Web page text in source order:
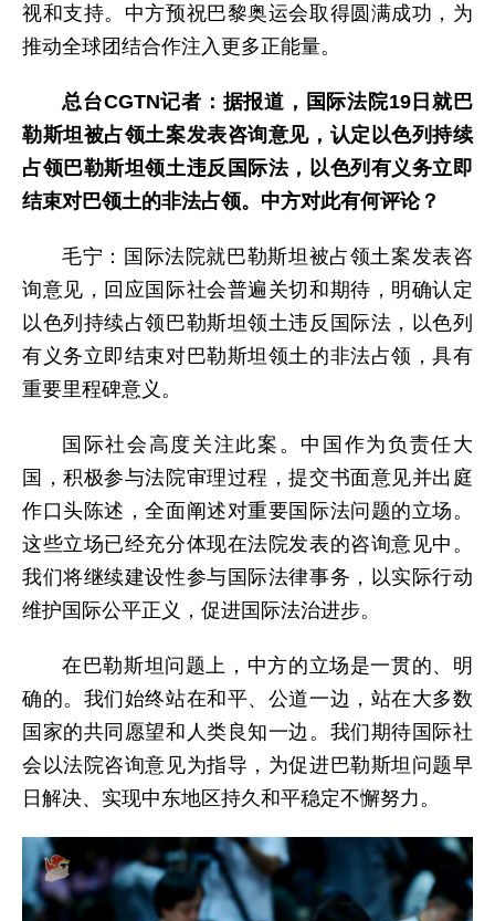
视和支持。中方预祝巴黎奥运会取得圆满成功，为
推动全球团结合作注入更多正能量。
总台CGTN记者： 据报道，国际法院19日就巴
勒斯坦被占领土案发表咨询意见，认定以色列持续
占领巴勒斯坦领土违反国际法，以色列有义务立即
结束对巴领土的非法占领。中方对此有何评论？
毛宁：国际法院就巴勒斯坦被占领土案发表咨
询意见，回应国际社会普遍关切和期待，明确认定
以色列持续占领巴勒斯坦领土违反国际法，以色列
有义务立即结束对巴勒斯坦领土的非法占领，具有
重要里程碑意义。
国际社会高度关注此案。中国作为负责任大
国，积极参与法院审理过程，提交书面意见并出庭
作口头陈述，全面阐述对重要国际法问题的立场。
这些立场已经充分体现在法院发表的咨询意见中。
我们将继续建设性参与国际法律事务，以实际行动
维护国际公平正义，促进国际法治进步。
在巴勒斯坦问题上，中方的立场是一贯的、明
确的。我们始终站在和平、公道一边，站在大多数
国家的共同愿望和人类良知一边。我们期待国际社
会以法院咨询意见为指导，为促进巴勒斯坦问题早
日解决、实现中东地区持久和平稳定不懈努力。